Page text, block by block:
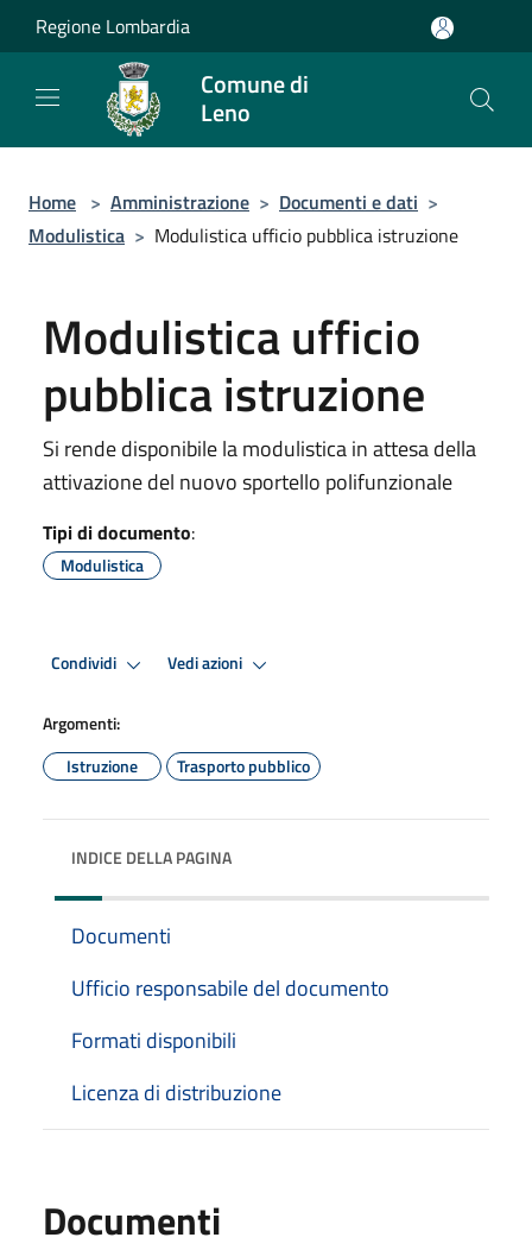
Salta al contenuto principale
Regione Lombardia
Comune di
Leno
Home > Amministrazione > Documenti e dati >
Modulistica > Modulistica ufficio pubblica istruzione
Modulistica ufficio
pubblica istruzione
Si rende disponibile la modulistica in attesa della
attivazione del nuovo sportello polifunzionale
Tipi di documento:
Modulistica
Condividi Vedi azioni
Argomenti:
Istruzione
Trasporto pubblico
INDICE DELLA PAGINA
Documenti
Ufficio responsabile del documento
Formati disponibili
Licenza di distribuzione
Documenti